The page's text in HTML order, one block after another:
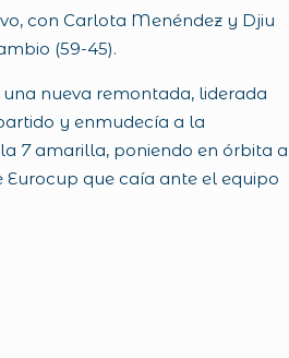
con Carlota Menéndez y Djiu
(59-45).
nueva remontada, liderada
y enmudecía a la
7amarilla, poniendo en órbita a
Eurocup que caía ante el equipo